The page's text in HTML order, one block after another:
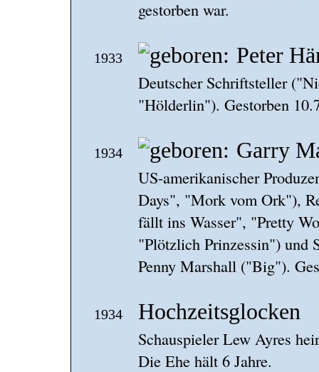
gestorben war.
1933 Peter
Deutscher Schriftsteller
"Hölderlin"). Gestorben
1934 Garry
US-amerikanischer
Days", "Mork vom Ork"),
fällt ins Wasser", "Pretty
"Plötzlich Prinzessin") und
Penny Marshall ("Big").
1934 Hochzeitsglocken
Schauspieler Lew Ayres
Die Ehe hält 6 Jahre.